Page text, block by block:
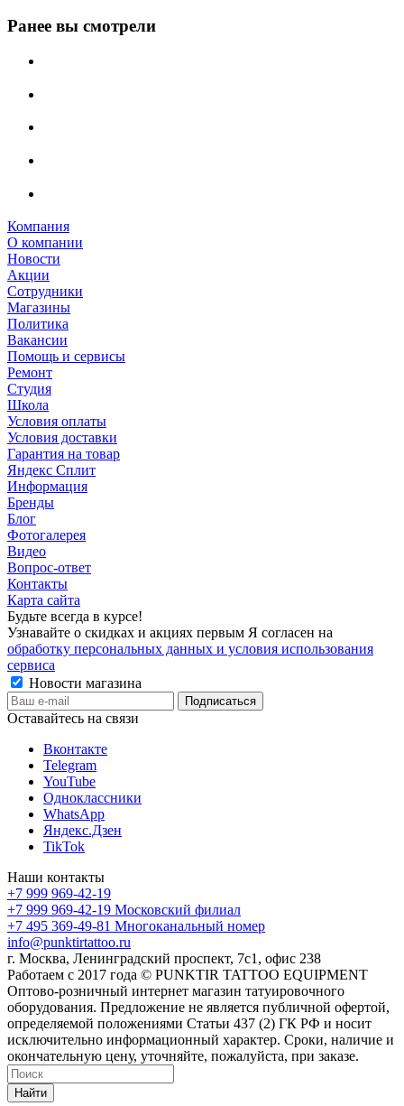
Ранее вы смотрели
Компания
О компании
Новости
Акции
Сотрудники
Магазины
Политика
Вакансии
Помощь и сервисы
Ремонт
Студия
Школа
Условия оплаты
Условия доставки
Гарантия на товар
Яндекс Сплит
Информация
Бренды
Блог
Фотогалерея
Видео
Вопрос-ответ
Контакты
Карта сайта
Будьте всегда в курсе!
Узнавайте о скидках и акциях первым Я согласен на
обработку персональных данных и условия использования
сервиса
Новости магазина
Оставайтесь на связи
Вконтакте
Telegram
YouTube
Одноклассники
WhatsApp
Яндекс.Дзен
TikTok
Наши контакты
+7 999 969-42-19
+7 999 969-42-19 Московский филиал
+7 495 369-49-81 Многоканальный номер
info@punktirtattoo.ru
г. Москва, Ленинградский проспект, 7с1, офис 238
Работаем с 2017 года © PUNKTIR TATTOO EQUIPMENT
Оптово-розничный интернет магазин татуировочного
оборудования. Предложение не является публичной офертой,
определяемой положениями Статьи 437 (2) ГК РФ и носит
исключительно информационный характер. Сроки, наличие и
окончательную цену, уточняйте, пожалуйста, при заказе.
Найти